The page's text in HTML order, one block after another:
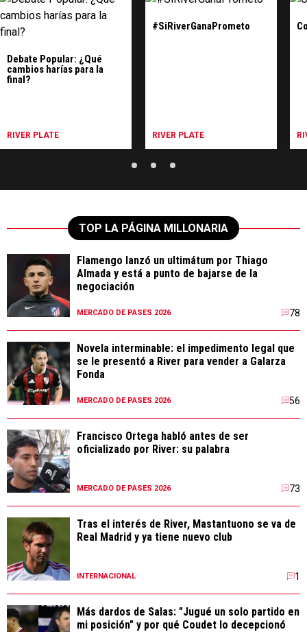
Debate Popular: ¿Qué
cambios harías para la
final?
RIVER PLATE
#SiRiverGanaPrometo
RIVER PLATE
TOP LA PÁGINA MILLONARIA
Flamengo lanzó un ultimátum por Thiago
Almada y está a punto de bajarse de la
negociación
MERCADO DE PASES 2026 78
Novela interminable: el impedimento legal que
se le presentó a River para vender a Galarza
Fonda
MERCADO DE PASES 2026 56
Francisco Ortega habló antes de ser
oficializado por River: su palabra
MERCADO DE PASES 2026 73
Tras el interés de River, Mastantuono se va de
Real Madrid y ya tiene nuevo club
INTERNACIONAL 1
Más dardos de Salas: "Jugué un solo partido en
mi posición" y por qué Coudet lo decepcionó